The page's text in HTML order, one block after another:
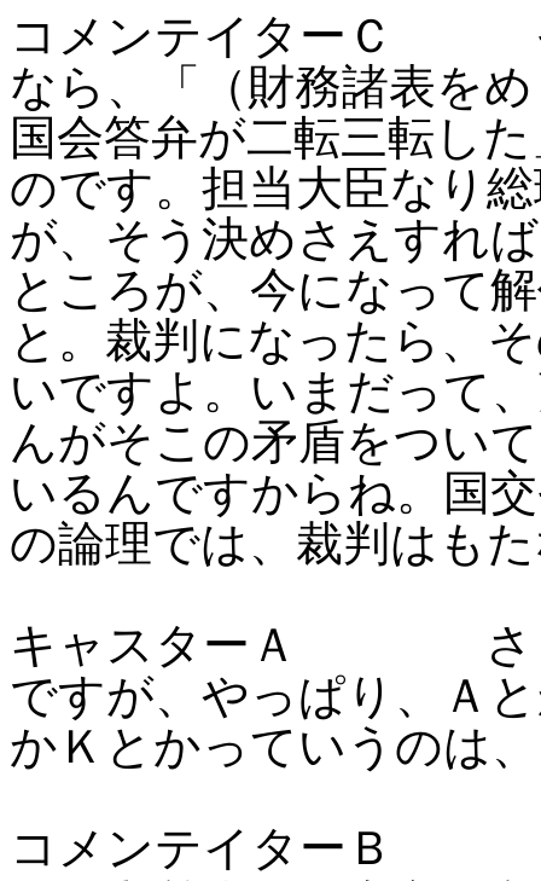
コメンテイターＣ そ
なら、「（財務諸表を
国会答弁が二転三転し
のです。担当大臣なり
が、そう決めさえすれ
ところが、今になって
と。裁判になったら、
いですよ。いまだって
んがそこの矛盾をつい
いるんですからね。国
の論理では、裁判はも
キャスターＡ さぁ
ですが、やっぱり、Ａ
かＫとかっていうのは
コメンテイターＢ